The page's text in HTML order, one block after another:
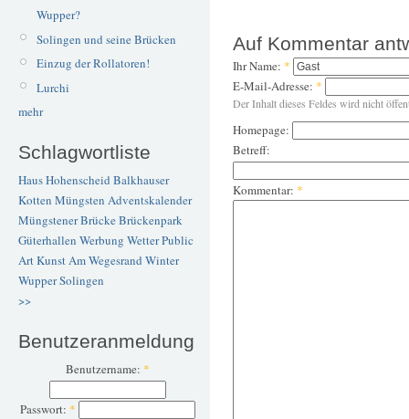
Wupper?
Solingen und seine Brücken
Einzug der Rollatoren!
Lurchi
mehr
Schlagwortliste
Haus Hohenscheid Balkhauser
Kotten Müngsten Adventskalender
Müngstener BrückeBrückenpark
Güterhallen Werbung WetterPublic
ArtKunstAm Wegesrand Winter
WupperSolingen
>>
Benutzeranmeldung
Benutzername: *
Passwort: *
Auf Kommentar
Ihr Name: *
E-Mail-Adresse: *
Der Inhalt dieses Feldes wird nicht
Homepage:
Betreff:
Kommentar: *